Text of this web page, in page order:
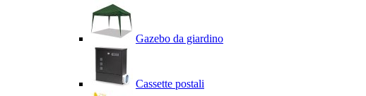
Gazebo da giardino
Cassette postali